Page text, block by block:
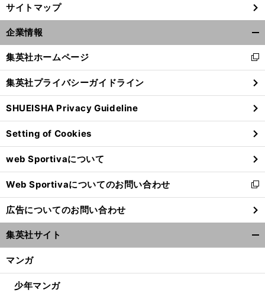
サイトマップ
企業情報
閉
る
集英社ホームページ
新
し
い
ウ
ィ
ン
ド
ウ
で
開
く
集英社プライバシーガイドライン
SHUEISHA Privacy Guideline
Setting of Cookies
web Sportivaについて
Web Sportivaについてのお問い合わせ
新
し
い
ウ
ィ
ン
ウ
広告についてのお問い合わせ
集英社サイト
マンガ
少年マンガ